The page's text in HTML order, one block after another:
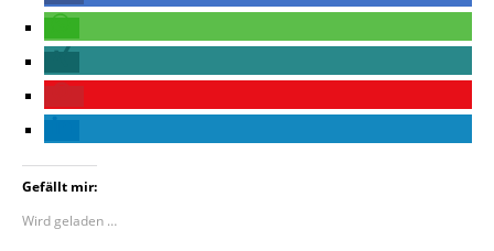
Gefällt mir:
Wird geladen …